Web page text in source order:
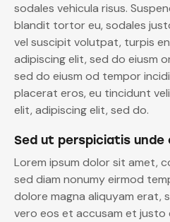
sodales vehicula risus.
blandit tortor eu, sodales
vel suscipit volutpat, turpis
adipiscing elit, sed do eiusm
sed do eiusm od tempor
placerat eros, eu tincidunt
elit, adipiscing elit, sed do.
Sed ut perspiciatis
Lorem ipsum dolor sit amet,
sed diam nonumy eirmod
dolore magna aliquyam erat,
vero eos et accusam et justo